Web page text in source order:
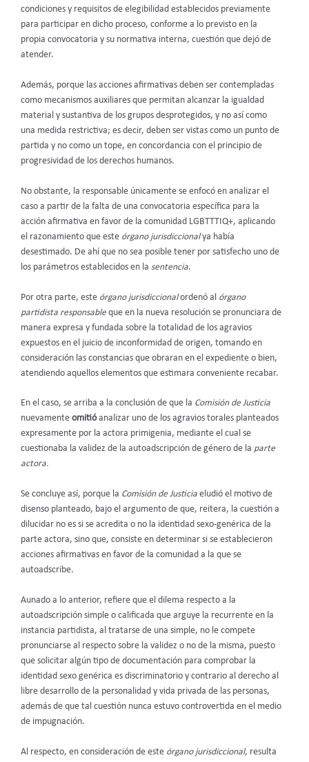
condiciones y requisitos de elegibilidad establecidos previamente
para participar en dicho proceso, conforme a lo previsto en la
propia convocatoria y su normativa interna, cuestión que dejó de
atender.
Además, porque las acciones afirmativas deben ser contempladas
como mecanismos auxiliares que permitan alcanzar la igualdad
material y sustantiva de los grupos desprotegidos, y no así como
una medida restrictiva; es decir, deben ser vistas como un punto de
partida y no como un tope, en concordancia con el principio de
progresividad de los derechos humanos.
No obstante, la responsable únicamente se enfocó en analizar el
caso a partir de la falta de una convocatoria específica para la
acción afirmativa en favor de la comunidad LGBTTTIQ+, aplicando
el razonamiento que este órgano jurisdiccionalya había
desestimado. De ahí que no sea posible tener por satisfecho uno de
los parámetros establecidos en la sentencia.
Por otra parte, este órgano jurisdiccionalordenó al órgano
partidista responsableque en la nueva resolución se pronunciara de
manera expresa y fundada sobre la totalidad de los agravios
expuestos en el juicio de inconformidad de origen, tomando en
consideración las constancias que obraran en el expediente o bien,
atendiendo aquellos elementos que estimara conveniente recabar.
En el caso, se arriba a la conclusión de que la Comisión de Justicia
nuevamente omitióanalizar uno de los agravios torales planteados
expresamente por la actora primigenia, mediante el cual se
cuestionaba la validez de la autoadscripción de género de la parte
actora.
Se concluye así, porque la Comisión de Justicia eludió el motivo de
disenso planteado, bajo el argumento de que, reitera, la cuestión a
dilucidar no es si se acredita o no la identidad sexo-genérica de la
parte actora, sino que, consiste en determinar si se establecieron
acciones afirmativas en favor de la comunidad a la que se
autoadscribe.
Aunado a lo anterior, refiere que el dilema respecto a la
autoadscripción simple o calificada que arguye la recurrente en la
instancia partidista, al tratarse de una simple, no le compete
pronunciarse al respecto sobre la validez o no de la misma, puesto
que solicitar algún tipo de documentación para comprobar la
identidad sexo genérica es discriminatorio y contrario al derecho al
libre desarrollo de la personalidad y vida privada de las personas,
además de que tal cuestión nunca estuvo controvertida en el medio
de impugnación.
Al respecto, en consideración de este órgano jurisdiccional, resulta